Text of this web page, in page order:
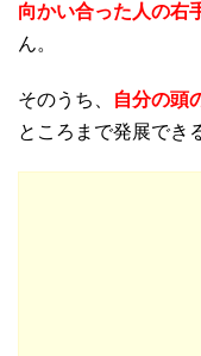
向かい合った人の右
ん。
そのうち、
自分の頭
ところまで発展でき